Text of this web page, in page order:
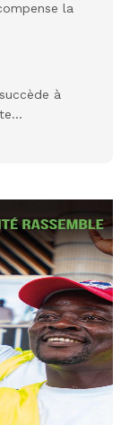
la
à
un
la
Touré prend